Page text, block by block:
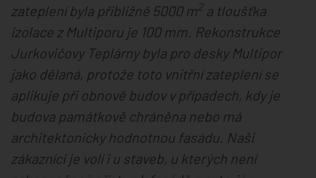
zateplení byla přibližně 5000 m2a tloušťka
izolace z Multiporu je 100 mm. Rekonstrukce
Jurkovičovy Teplárny byla pro desky Multipor
jako dělaná, protože toto vnitřní zateplení se
aplikuje při obnově budov v případech, kdy je
budova památkově chráněna nebo má
architektonicky hodnotnou fasádu. Naši
zákazníci je volí i u staveb, u kterých není